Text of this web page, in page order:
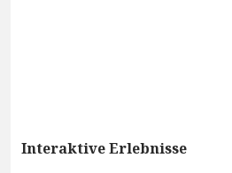
Interaktive Erlebnisse